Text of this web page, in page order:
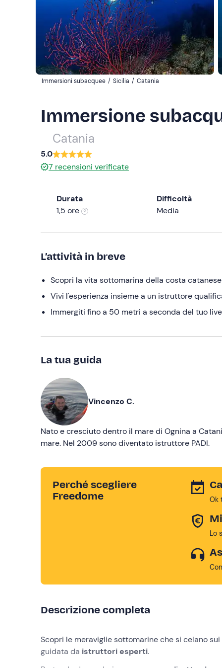
Immersioni subacquee / Sicilia / Catania
Immersione
Catania
5.0
7 recensioni verificate
Durata
1,5 ore
Difficoltà
Media
L’attività in breve
Scopri la vita sottomarina della costa
Vivi l'esperienza insieme a un istruttore
Immergiti fino a 50 metri a seconda del tuo
La tua guida
Vincenzo C.
Nato e cresciuto dentro il mare di Ognina a
mare. Nel 2009 sono diventato istruttore PADI.
Perché scegliere
Freedome
Ok
Lo
Descrizione completa
Scopri le meraviglie sottomarine che si celano sui
guidata da istruttori esperti.